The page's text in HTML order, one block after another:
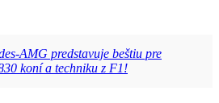
AMG predstavuje beštiu pre
koní a techniku z F1!